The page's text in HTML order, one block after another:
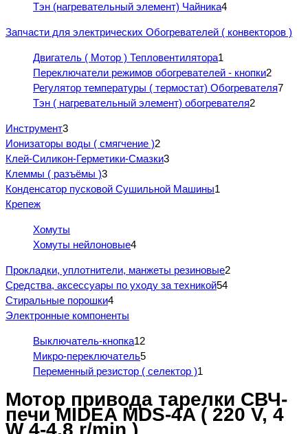
Тэн (нагревательный элемент) Чайника4
Запчасти для электрических Обогревателей ( конвекторов )
Двигатель ( Мотор ) Тепловентилятора1
Переключатели режимов обогревателей - кнопки2
Регулятор температуры ( термостат) Обогревателя7
Тэн ( нагревательный элемент) обогревателя2
Инструмент3
Ионизаторы воды ( смягчение )2
Клей-Силикон-Герметики-Смазки3
Клеммы ( разъёмы )3
Конденсатор пусковой Сушильной Машины1
Крепеж
Хомуты
Хомуты нейлоновые4
Прокладки, уплотнители, манжеты резиновые2
Средства, аксессуары по уходу за техникой54
Стиральные порошки4
Электронные компоненты
Выключатель-кнопка12
Микро-переключатель5
Переменный резистор ( селектор )1
Мотор привода тарелки СВЧ-
печи MIDEA MDS-4A ( 220 V, 4
W 4-4,8 r/min )